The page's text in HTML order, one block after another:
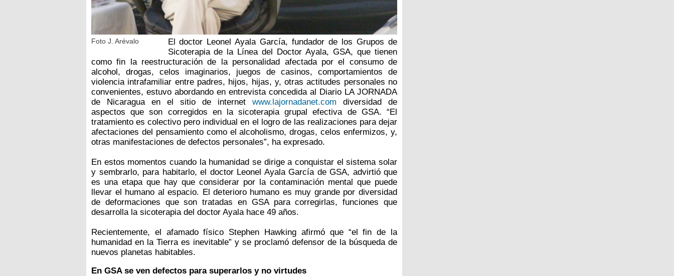
Foto J. Arévalo
El doctor Leonel Ayala García, fundador de los Grupos de
Sicoterapia de la Línea del Doctor Ayala, GSA, que tienen
como fin la reestructuración de la personalidad afectada por el consumo de
alcohol, drogas, celos imaginarios, juegos de casinos, comportamientos de
violencia intrafamiliar entre padres, hijos, hijas, y, otras actitudes personales no
convenientes, estuvo abordando en entrevista concedida al Diario LA JORNADA
de Nicaragua en el sitio de internet www.lajornadanet.com diversidad de
aspectos que son corregidos en la sicoterapia grupal efectiva de GSA. “El
tratamiento es colectivo pero individual en el logro de las realizaciones para dejar
afectaciones del pensamiento como el alcoholismo, drogas, celos enfermizos, y,
otras manifestaciones de defectos personales”, ha expresado.
En estos momentos cuando la humanidad se dirige a conquistar el sistema solar
y sembrarlo, para habitarlo, el doctor Leonel Ayala García de GSA, advirtió que
es una etapa que hay que considerar por la contaminación mental que puede
llevar el humano al espacio. El deterioro humano es muy grande por diversidad
de deformaciones que son tratadas en GSA para corregirlas, funciones que
desarrolla la sicoterapia del doctor Ayala hace 49 años.
Recientemente, el afamado físico Stephen Hawking afirmó que “el fin de la
humanidad en la Tierra es inevitable” y se proclamó defensor de la búsqueda de
nuevos planetas habitables.
En GSA se ven defectos para superarlos y no virtudes